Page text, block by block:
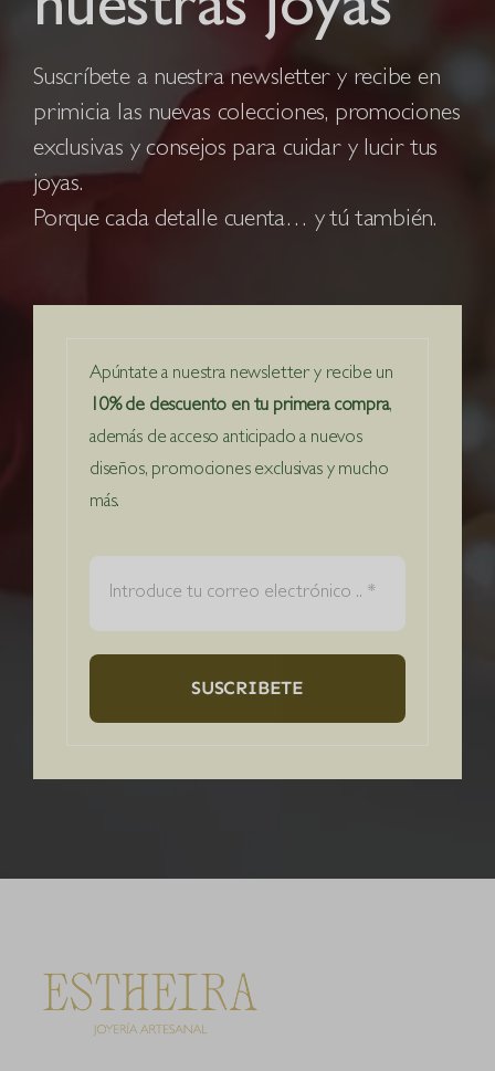
Suscríbete a nuestra newsletter y recibe en
primicia las nuevas colecciones, promociones
exclusivas y consejos para cuidar y lucir tus
joyas.
Porque cada detalle cuenta… y tú también.
Apúntate a nuestra newsletter y recibe un
10% de descuento en tu primera compra,
además de acceso anticipado a nuevos
diseños, promociones exclusivas y mucho
más.
Correo
electrónico
SUSCRIBETE